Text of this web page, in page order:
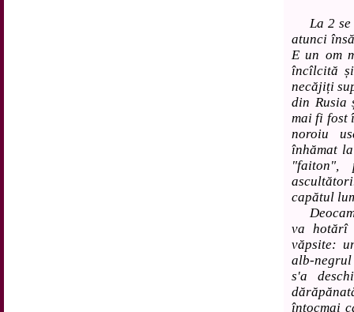
La 2 se
atunci
E un om
încîlcită
necăjiți
din Rusia
mai fi fost
noroiu
înhămat
capătul
va hotărî
văpsite:
alb-
s'a
întocmai